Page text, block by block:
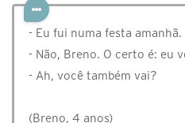
- Eu fui numa festa amanhã.
- Não, Breno. O certo é: eu
- Ah, você também vai? ⠀
(Breno, 4 anos)⠀